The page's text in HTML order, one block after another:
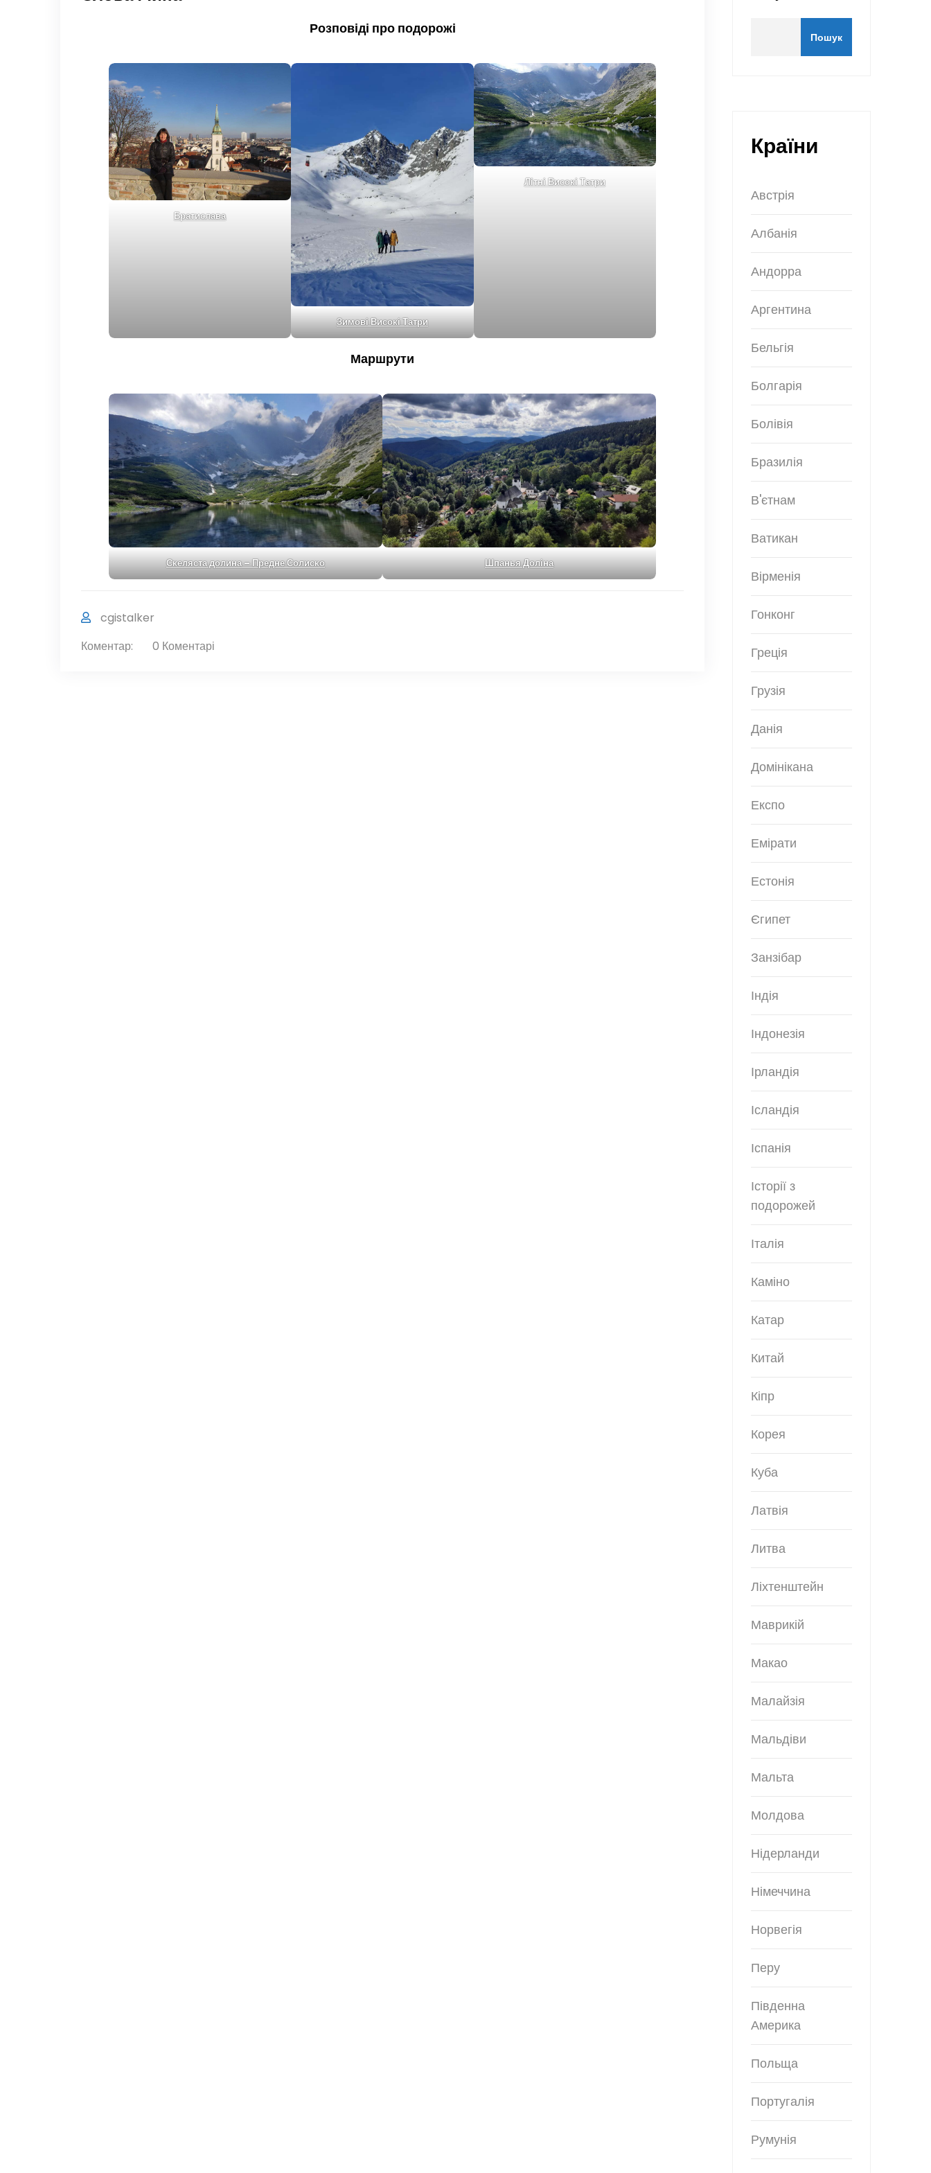
Розповіді про подорожі
Братислава
Зимові Високі Татри
Літні Високі Татри
Маршрути
Скеляста долина – Предне Солиско Шпанья Доліна
cgistalker
Коментар:
0 Коментарі
Пошук
Країни
Австрія
Албанія
Андорра
Аргентина
Бельгія
Болгарія
Болівія
Бразилія
В'єтнам
Ватикан
Вірменія
Гонконг
Греція
Грузія
Данія
Домінікана
Експо
Емірати
Естонія
Єгипет
Занзібар
Індія
Індонезія
Ірландія
Ісландія
Іспанія
Історії з
подорожей
Італія
Каміно
Катар
Китай
Кіпр
Корея
Куба
Латвія
Литва
Ліхтенштейн
Маврикій
Макао
Малайзія
Мальдіви
Мальта
Молдова
Нідерланди
Німеччина
Норвегія
Перу
Південна
Америка
Польща
Португалія
Румунія